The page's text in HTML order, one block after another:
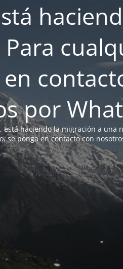
por
está haciendo la migración a una
se ponga en contacto con